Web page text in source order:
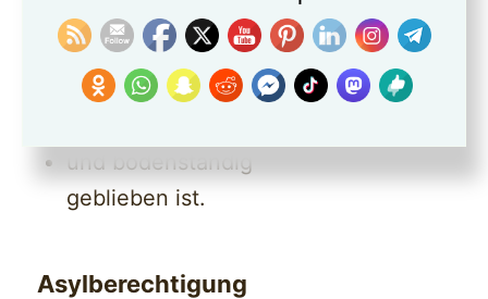
geboren zu sein,
in die richtige Familie geboren
wurde,
und bodenständig
geblieben ist.
Asylberechtigung